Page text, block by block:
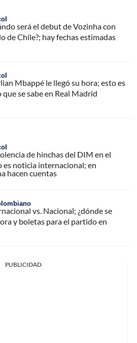
será el debut de Vozinha con
de Chile?; hay fechas estimadas
Mbappé le llegó su hora; esto es
se sabe en Real Madrid
de hinchas del DIM en el
es noticia internacional; en
hacen cuentas
vs. Nacional; ¿dónde se
y boletas para el partido en
PUBLICIDAD